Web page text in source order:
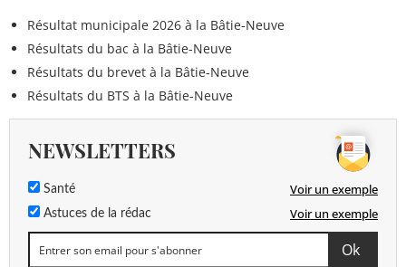
Résultat municipale 2026 à la Bâtie-Neuve
Résultats du bac à la Bâtie-Neuve
Résultats du brevet à la Bâtie-Neuve
Résultats du BTS à la Bâtie-Neuve
NEWSLETTERS
Santé Voir un exemple
Astuces de la rédac Voir un exemple